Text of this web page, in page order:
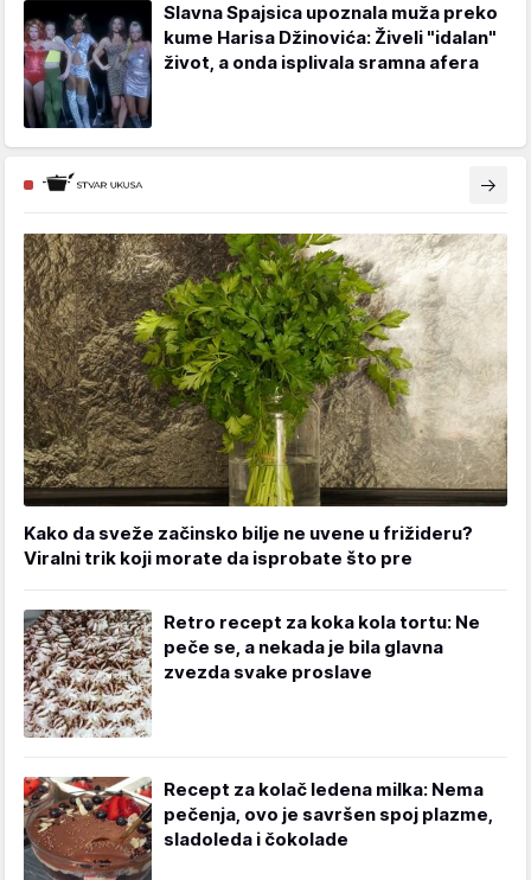
Slavna Spajsica upoznala muža preko
kume Harisa Džinovića: Živeli "idalan"
život, a onda isplivala sramna afera
Kako da sveže začinsko bilje ne uvene u frižideru?
Viralni trik koji morate da isprobate što pre
Retro recept za koka kola tortu: Ne
peče se, a nekada je bila glavna
zvezda svake proslave
Recept za kolač ledena milka: Nema
pečenja, ovo je savršen spoj plazme,
sladoleda i čokolade